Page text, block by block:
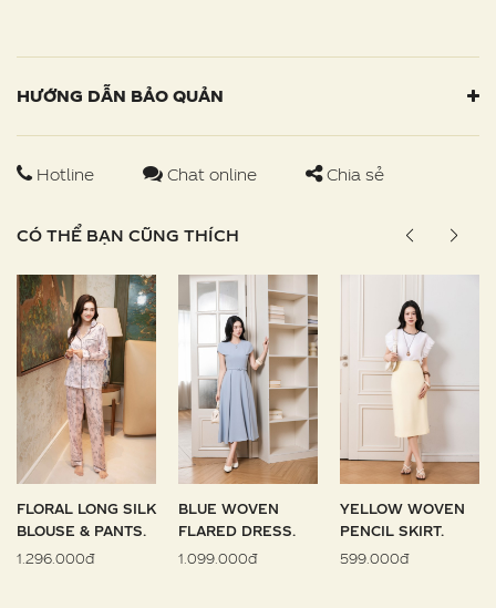
HƯỚNG DẪN BẢO QUẢN
Hotline Chat online Chia sẻ
CÓ THỂ BẠN CŨNG THÍCH
FLORAL LONG SILK
BLOUSE & PANTS.
1.296.000đ
BLUE WOVEN
FLARED DRESS.
1.099.000đ
YELLOW WOVEN
PENCIL SKIRT.
599.000đ